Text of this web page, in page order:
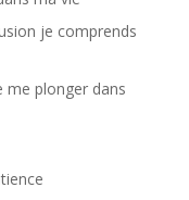
je comprends
me plonger dans